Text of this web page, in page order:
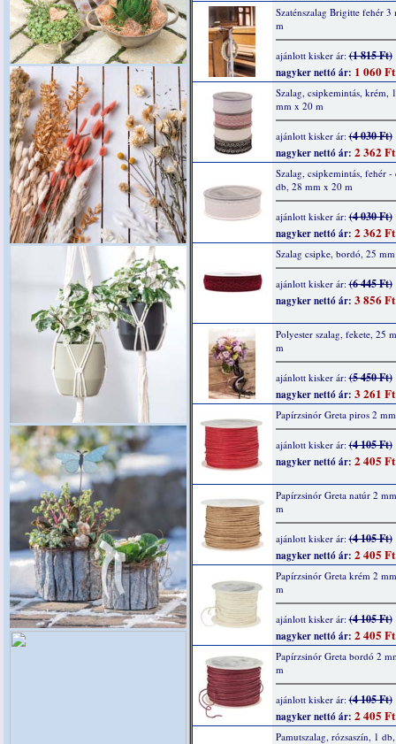
Szaténszalag Brigitte fehér 3
m
ajánlott kisker ár:(1 815 Ft)
nagyker nettó ár: 1 060 Ft
Szalag, csipkemintás, krém,
mm x 20 m
ajánlott kisker ár:(4 030 Ft)
nagyker nettó ár: 2 362 Ft
Szalag, csipkemintás, fehér -
db, 28 mm x 20 m
ajánlott kisker ár:(4 030 Ft)
nagyker nettó ár: 2 362 Ft
Szalag csipke, bordó, 25
ajánlott kisker ár:(6 445 Ft)
nagyker nettó ár: 3 856 Ft
Polyester szalag, fekete, 25
m
ajánlott kisker ár:(5 450 Ft)
nagyker nettó ár: 3 261 Ft
Papírzsinór Greta piros 2
ajánlott kisker ár:(4 105 Ft)
nagyker nettó ár: 2 405 Ft
Papírzsinór Greta natúr 2
m
ajánlott kisker ár:(4 105 Ft)
nagyker nettó ár: 2 405 Ft
Papírzsinór Greta krém 2
m
ajánlott kisker ár:(4 105 Ft)
nagyker nettó ár: 2 405 Ft
Papírzsinór Greta bordó 2
m
ajánlott kisker ár:(4 105 Ft)
nagyker nettó ár: 2 405 Ft
Pamutszalag, rózsaszín, 1